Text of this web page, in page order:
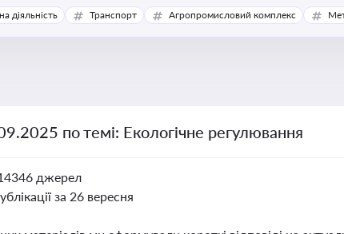
діяльність Транспорт Агропромисловий комплекс
по темі: Екологічне регулювання
джерел
за 26 вересня